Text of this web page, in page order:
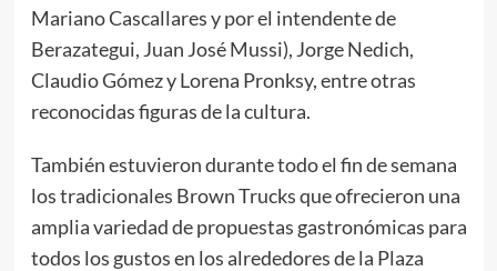
Mariano Cascallares y por el intendente de
Berazategui, Juan José Mussi), Jorge Nedich,
Claudio Gómez y Lorena Pronksy, entre otras
reconocidas figuras de la cultura.
También estuvieron durante todo el fin de semana
los tradicionales Brown Trucks que ofrecieron una
amplia variedad de propuestas gastronómicas para
todos los gustos en los alrededores de la Plaza